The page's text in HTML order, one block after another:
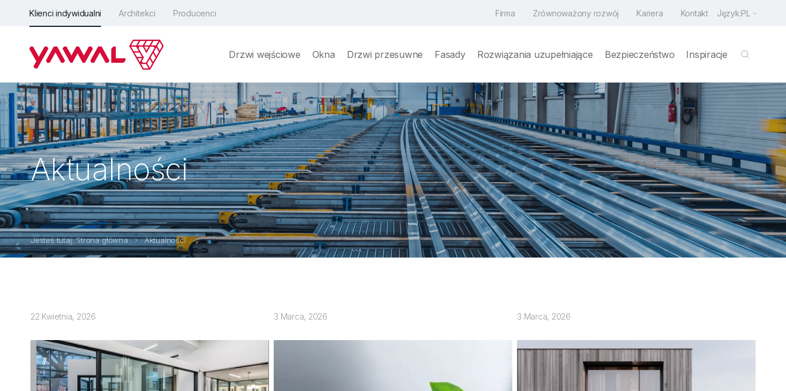
Klienci indywidualni Architekci Producenci Firma Zrównoważony rozwój Kariera Kontakt Język:PL
Drzwi wejściowe Okna Drzwi przesuwne Fasady Rozwiązania uzupełniające Bezpieczeństwo Inspiracje
Aktualności
Jesteś tutaj: Strona główna Aktualności
22 Kwietnia, 2026 3 Marca, 2026 3 Marca, 2026